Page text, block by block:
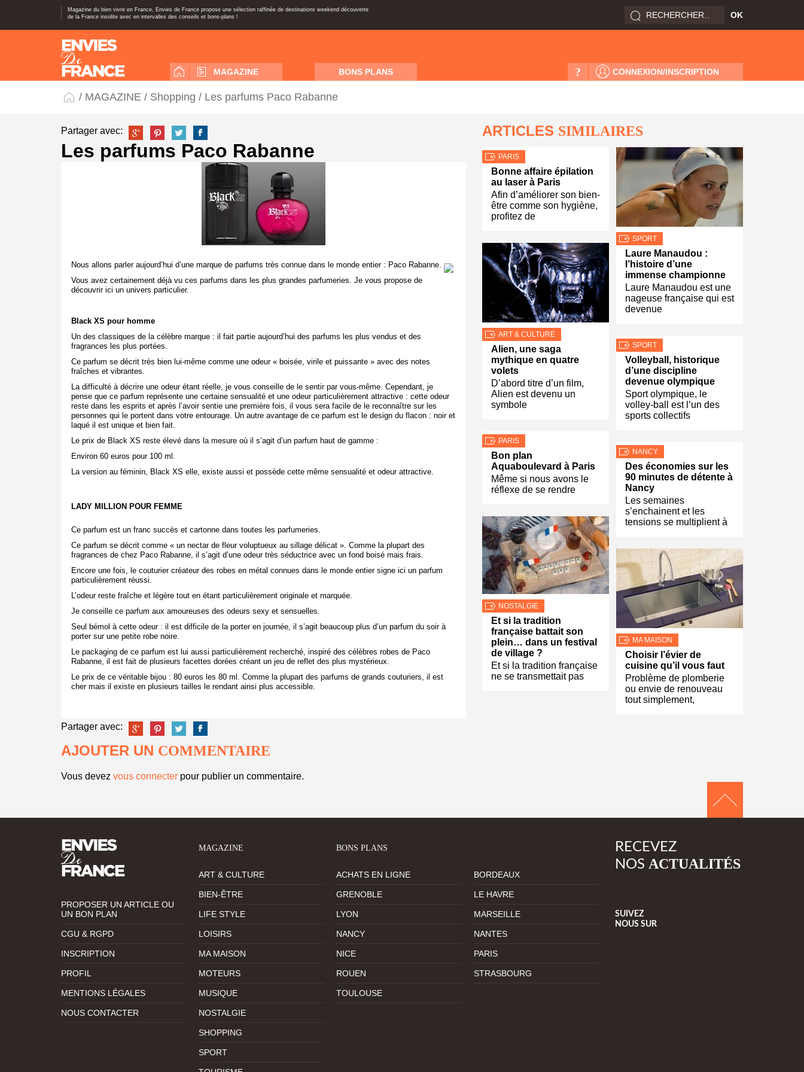
Magazine du bien vivre en France, Envies de France propose une sélection raffinée de destinations weekend découverte
de la France insolite avec en intervalles des conseils et bons-plans !
MAGAZINE BONS PLANS CONNEXION/INSCRIPTION
?
/ MAGAZINE / Shopping / Les parfums Paco Rabanne
Partager avec:
Les parfums Paco Rabanne
Nous allons parler aujourd’hui d’une marque de parfums très connue dans le monde entier : Paco Rabanne.
Vous avez certainement déjà vu ces parfums dans les plus grandes parfumeries. Je vous propose de
découvrir ici un univers particulier.
Black XS pour homme
Un des classiques de la célèbre marque : il fait partie aujourd’hui des parfums les plus vendus et des
fragrances les plus portées.
Ce parfum se décrit très bien lui-même comme une odeur « boisée, virile et puissante » avec des notes
fraîches et vibrantes.
La difficulté à décrire une odeur étant réelle, je vous conseille de le sentir par vous-même. Cependant, je
pense que ce parfum représente une certaine sensualité et une odeur particulièrement attractive : cette odeur
reste dans les esprits et après l’avoir sentie une première fois, il vous sera facile de le reconnaître sur les
personnes qui le portent dans votre entourage. Un autre avantage de ce parfum est le design du flacon : noir et
laqué il est unique et bien fait.
Le prix de Black XS reste élevé dans la mesure où il s’agit d’un parfum haut de gamme :
Environ 60 euros pour 100 ml.
La version au féminin, Black XS elle, existe aussi et possède cette même sensualité et odeur attractive.
LADY MILLION POUR FEMME
Ce parfum est un franc succès et cartonne dans toutes les parfumeries.
Ce parfum se décrit comme « un nectar de fleur voluptueux au sillage délicat ». Comme la plupart des
fragrances de chez Paco Rabanne, il s’agit d’une odeur très séductrice avec un fond boisé mais frais.
Encore une fois, le couturier créateur des robes en métal connues dans le monde entier signe ici un parfum
particulièrement réussi.
L’odeur reste fraîche et légère tout en étant particulièrement originale et marquée.
Je conseille ce parfum aux amoureuses des odeurs sexy et sensuelles.
Seul bémol à cette odeur : il est difficile de la porter en journée, il s’agit beaucoup plus d’un parfum du soir à
porter sur une petite robe noire.
Le packaging de ce parfum est lui aussi particulièrement recherché, inspiré des célèbres robes de Paco
Rabanne, il est fait de plusieurs facettes dorées créant un jeu de reflet des plus mystérieux.
Le prix de ce véritable bijou : 80 euros les 80 ml. Comme la plupart des parfums de grands couturiers, il est
cher mais il existe en plusieurs tailles le rendant ainsi plus accessible.
Partager avec:
AJOUTER UN COMMENTAIRE
Vous devez vous connecter pour publier un commentaire.
ARTICLES SIMILAIRES
PARIS
Bonne affaire épilation
au laser à Paris
Afin d’améliorer son bien-
être comme son hygiène,
profitez de
ART & CULTURE
Alien, une saga
mythique en quatre
volets
D’abord titre d’un film,
Alien est devenu un
symbole
PARIS
Bon plan
Aquaboulevard à Paris
Même si nous avons le
réflexe de se rendre
NOSTALGIE
Et si la tradition
française battait son
plein… dans un festival
de village ?
Et si la tradition française
ne se transmettait pas
SPORT
Laure Manaudou :
l’histoire d’une
immense championne
Laure Manaudou est une
nageuse française qui est
devenue
SPORT
Volleyball, historique
d’une discipline
devenue olympique
Sport olympique, le
volley-ball est l’un des
sports collectifs
NANCY
Des économies sur les
90 minutes de détente à
Nancy
Les semaines
s’enchainent et les
tensions se multiplient à
MA MAISON
Choisir l’évier de
cuisine qu’il vous faut
Problème de plomberie
ou envie de renouveau
tout simplement,
PROPOSER UN ARTICLE OU
UN BON PLAN
CGU & RGPD
INSCRIPTION
PROFIL
MENTIONS LÉGALES
NOUS CONTACTER
MAGAZINE
ART & CULTURE
BIEN-ÊTRE
LIFE STYLE
LOISIRS
MA MAISON
MOTEURS
MUSIQUE
NOSTALGIE
SHOPPING
SPORT
BONS PLANS
ACHATS EN LIGNE BORDEAUX
GRENOBLE LE HAVRE
LYON MARSEILLE
NANCY NANTES
NICE PARIS
ROUEN STRASBOURG
TOULOUSE
RECEVEZ
NOS ACTUALITÉS
SUIVEZ
NOUS SUR